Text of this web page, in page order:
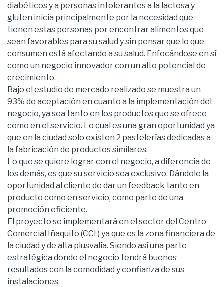
diabéticos y a personas intolerantes a la lactosa y
gluten inicia principalmente por la necesidad que
tienen estas personas por encontrar alimentos que
sean favorables para su salud y sin pensar que lo que
consumen está afectando a su salud. Enfocándose en sí
como un negocio innovador con un alto potencial de
crecimiento.
Bajo el estudio de mercado realizado se muestra un
93% de aceptación en cuanto a la implementación del
negocio, ya sea tanto en los productos que se ofrece
como en el servicio. Lo cual es una gran oportunidad ya
que en la ciudad solo existen 2 pastelerías dedicadas a
la fabricación de productos similares.
Lo que se quiere lograr con el negocio, a diferencia de
los demás, es que su servicio sea exclusivo. Dándole la
oportunidad al cliente de dar un feedback tanto en
producto como en servicio, como parte de una
promoción eficiente.
El proyecto se implementará en el sector del Centro
Comercial Iñaquito (CCI ) ya que es la zona financiera de
la ciudad y de alta plusvalía. Siendo así una parte
estratégica donde el negocio tendrá buenos
resultados con la comodidad y confianza de sus
instalaciones.